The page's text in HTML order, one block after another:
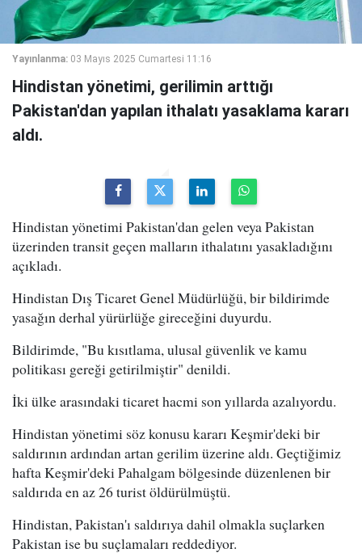
Yayınlanma: 03 Mayıs 2025 Cumartesi 11:16
Hindistan yönetimi, gerilimin arttığı
Pakistan'dan yapılan ithalatı yasaklama kararı
aldı.
Hindistan yönetimi Pakistan'dan gelen veya Pakistan
üzerinden transit geçen malların ithalatını yasakladığını
açıkladı.
Hindistan Dış Ticaret Genel Müdürlüğü, bir bildirimde
yasağın derhal yürürlüğe gireceğini duyurdu.
Bildirimde, "Bu kısıtlama, ulusal güvenlik ve kamu
politikası gereği getirilmiştir" denildi.
İki ülke arasındaki ticaret hacmi son yıllarda azalıyordu.
Hindistan yönetimi söz konusu kararı Keşmir'deki bir
saldırının ardından artan gerilim üzerine aldı. Geçtiğimiz
hafta Keşmir'deki Pahalgam bölgesinde düzenlenen bir
saldırıda en az 26 turist öldürülmüştü.
Hindistan, Pakistan'ı saldırıya dahil olmakla suçlarken
Pakistan ise bu suçlamaları reddediyor.